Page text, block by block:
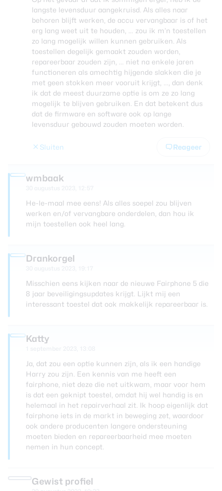
langste levensduur aangekruisd. Als alles naar
behoren blijft werken, de accu vervangbaar is of het
erg lang weet uit te houden, … zou ik m’n toestellen
zo lang mogelijk willen kunnen gebruiken. Als
toestellen degelijk gemaakt zouden worden,
repareerbaar zouden zijn, … niet na enkele jaren
functioneren als amechtig hijgende slakken die je
met geen stokken meer vooruit krijgt, …, dan denk
ik dat de meest duurzame optie is om ze zo lang
mogelijk te blijven gebruiken. En dat betekent dus
dat de firmware en software ook op lange
levensduur gebouwd zouden moeten worden.
Sluiten Reageer
wmbaak
He-le-maal mee eens! Als alles soepel zou blijven
werken en/of vervangbare onderdelen, dan hou ik
mijn toestellen ook heel lang.
Drankorgel
Misschien eens kijken naar de nieuwe Fairphone 5 die
8 jaar beveiligingsupdates krijgt. Lijkt mij een
interessant toestel dat ook makkelijk repareerbaar is.
Katty
Ja, dat zou een optie kunnen zijn, als ik een handige
Harry zou zijn. Een kennis van me heeft een
fairphone, niet deze die net uitkwam, maar voor hem
is dat een geknipt toestel, omdat hij wel handig is en
helemaal in het repairverhaal zit. Ik hoop eigenlijk dat
fairphone iets in de markt in beweging zet, waardoor
ook andere producenten langere ondersteuning
moeten bieden en repareerbaarheid mee moeten
nemen in hun concept.
Gewist profiel